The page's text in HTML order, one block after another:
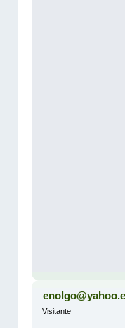
te Quiere, entonces que esperas?
Visitante